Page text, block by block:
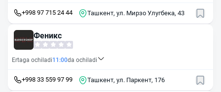
+998 97 715 24 44 Ташкент, ул. Мирзо Улугбека, 43
Феникс
Ertaga ochiladi11:00da ochiladi
+998 33 559 97 99 Ташкент, ул. Паркент, 176